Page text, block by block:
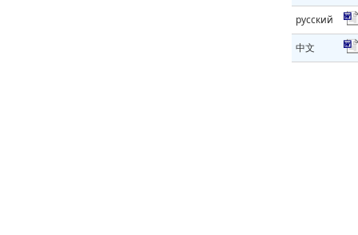
русский
中文